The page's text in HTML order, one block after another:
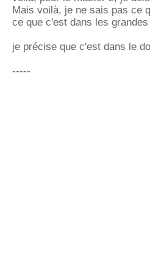
Mais voilà, je ne sais pas ce
ce que c'est dans les
je précise que c'est dans le
-----